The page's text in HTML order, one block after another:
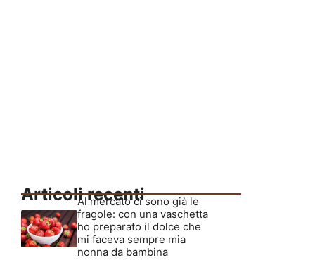
Articoli recenti
Al mercato ci sono già le
fragole: con una vaschetta
ho preparato il dolce che
mi faceva sempre mia
nonna da bambina